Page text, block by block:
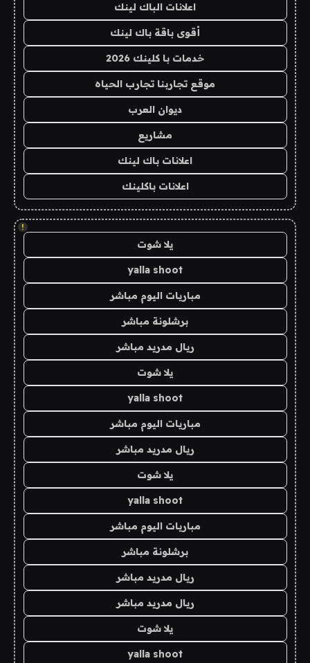
اعلانات الباك لينك
أقوى باقة باك لينك
خدمات با كلينك 2026
موقع تجاربنا تجارب الحياه
ديوان العرب
مشاريع
اعلانات باك لينك
اعلانات باكلينك
!
يلا شوت
yalla shoot
مباريات اليوم مباشر
برشلونة مباشر
ريال مدريد مباشر
يلا شوت
yalla shoot
مباريات اليوم مباشر
ريال مدريد مباشر
يلا شوت
yalla shoot
مباريات اليوم مباشر
برشلونة مباشر
ريال مدريد مباشر
ريال مدريد مباشر
يلا شوت
yalla shoot